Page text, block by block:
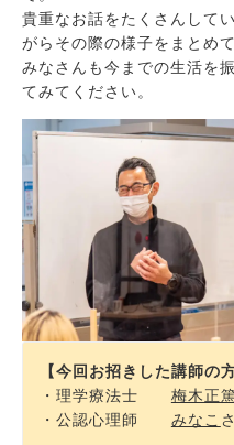
貴重なお話をたくさんして
がらその際の様子をまとめ
みなさんも今までの生活を
てみてください。
【今回お招きした講師の方
・理学療法士 梅木正篤
・公認心理師 みなこ